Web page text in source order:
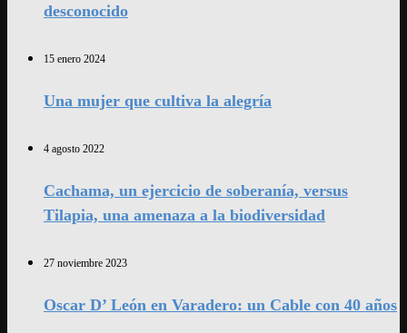
desconocido
15 enero 2024
Una mujer que cultiva la alegría
4 agosto 2022
Cachama, un ejercicio de soberanía, versus
Tilapia, una amenaza a la biodiversidad
27 noviembre 2023
Oscar D’ León en Varadero: un Cable con 40 años